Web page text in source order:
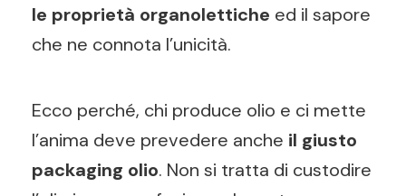
le proprietà organolettiche ed il sapore
che ne connota l’unicità.
Ecco perché, chi produce olio e ci mette
l’anima deve prevedere anche il giusto
packaging olio. Non si tratta di custodire